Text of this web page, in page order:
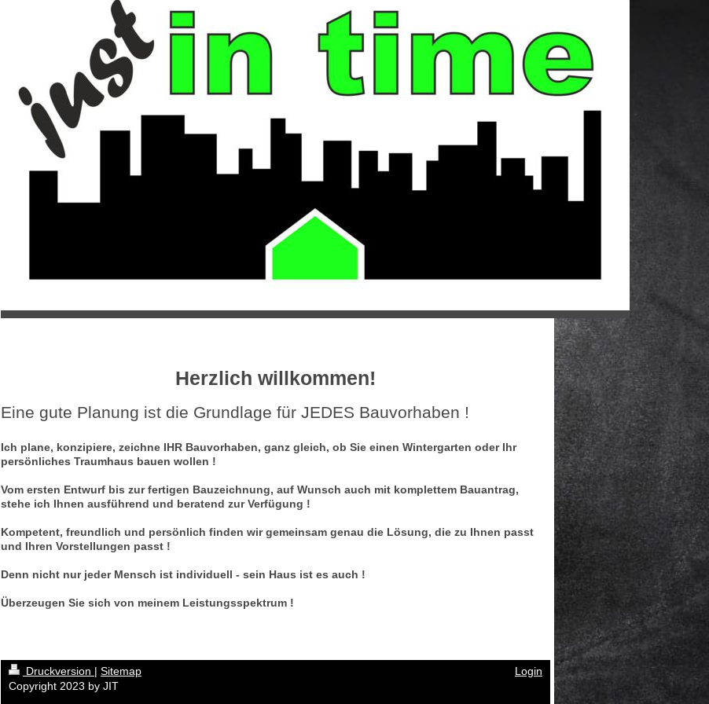
Herzlich willkommen!
Eine gute Planung ist die Grundlage für JEDES Bauvorhaben !
Ich plane, konzipiere, zeichne IHR Bauvorhaben, ganz gleich, ob Sie einen Wintergarten oder Ihr
persönliches Traumhaus bauen wollen !
Vom ersten Entwurf bis zur fertigen Bauzeichnung, auf Wunsch auch mit komplettem Bauantrag,
stehe ich Ihnen ausführend und beratend zur Verfügung !
Kompetent, freundlich und persönlich finden wir gemeinsam genau die Lösung, die zu Ihnen passt
und Ihren Vorstellungen passt !
Denn nicht nur jeder Mensch ist individuell - sein Haus ist es auch !
Überzeugen Sie sich von meinem Leistungsspektrum !
Druckversion | Sitemap
Copyright 2023 by JIT
Login